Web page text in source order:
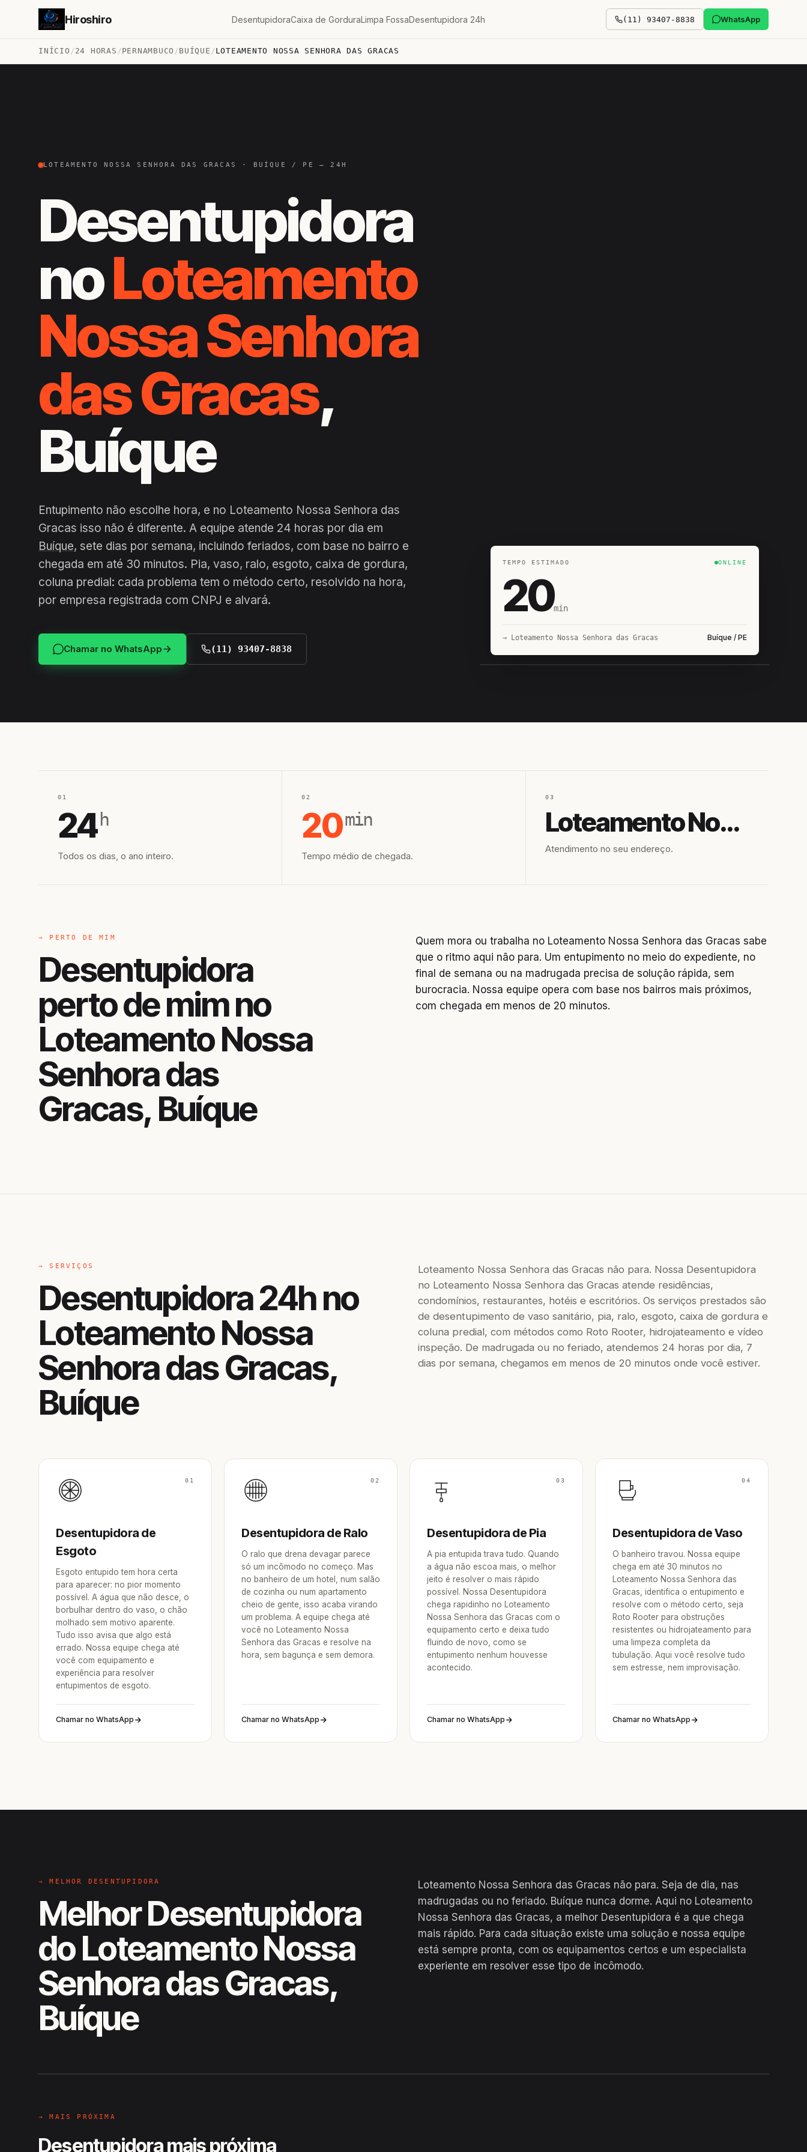
Hiroshiro DesentupidoraCaixa de GorduraLimpa FossaDesentupidora 24h (11) 93407-8838 WhatsApp
INÍCIO /24 HORAS /PERNAMBUCO /BUÍQUE /LOTEAMENTO NOSSA SENHORA DAS GRACAS
LOTEAMENTO NOSSA SENHORA DAS GRACAS · BUÍQUE / PE — 24H
Desentupidora
noLoteamento
Nossa Senhora
das Gracas,
Buíque
Entupimento não escolhe hora, e no Loteamento Nossa Senhora das
Gracas isso não é diferente. A equipe atende 24 horas por dia em
Buíque, sete dias por semana, incluindo feriados, com base no bairro e
chegada em até 30 minutos. Pia, vaso, ralo, esgoto, caixa de gordura,
coluna predial: cada problema tem o método certo, resolvido na hora,
por empresa registrada com CNPJ e alvará.
Chamar no WhatsApp (11) 93407-8838
TEMPO ESTIMADO ONLINE
20min
→ Loteamento Nossa Senhora das Gracas Buíque / PE
01
24 h
Todos os dias, o ano inteiro.
02
20min
Tempo médio de chegada.
03
Loteamento Nossa Senhora das Gracas
Atendimento no seu endereço.
→ PERTO DE MIM
Desentupidora
perto de mim no
Loteamento Nossa
Senhora das
Gracas, Buíque
Quem mora ou trabalha no Loteamento Nossa Senhora das Gracas sabe
que o ritmo aqui não para. Um entupimento no meio do expediente, no
final de semana ou na madrugada precisa de solução rápida, sem
burocracia. Nossa equipe opera com base nos bairros mais próximos,
com chegada em menos de 20 minutos.
→ SERVIÇOS
Desentupidora 24h no
Loteamento Nossa
Senhora das Gracas,
Buíque
Loteamento Nossa Senhora das Gracas não para. Nossa Desentupidora
no Loteamento Nossa Senhora das Gracas atende residências,
condomínios, restaurantes, hotéis e escritórios. Os serviços prestados são
de desentupimento de vaso sanitário, pia, ralo, esgoto, caixa de gordura e
coluna predial, com métodos como Roto Rooter, hidrojateamento e vídeo
inspeção. De madrugada ou no feriado, atendemos 24 horas por dia, 7
dias por semana, chegamos em menos de 20 minutos onde você estiver.
01
Desentupidora de
Esgoto
Esgoto entupido tem hora certa
para aparecer: no pior momento
possível. A água que não desce, o
borbulhar dentro do vaso, o chão
molhado sem motivo aparente.
Tudo isso avisa que algo está
errado. Nossa equipe chega até
você com equipamento e
experiência para resolver
entupimentos de esgoto.
Chamar no WhatsApp
02
Desentupidora de Ralo
O ralo que drena devagar parece
só um incômodo no começo. Mas
no banheiro de um hotel, num salão
de cozinha ou num apartamento
cheio de gente, isso acaba virando
um problema. A equipe chega até
você no Loteamento Nossa
Senhora das Gracas e resolve na
hora, sem bagunça e sem demora.
Chamar no WhatsApp
03
Desentupidora de Pia
A pia entupida trava tudo. Quando
a água não escoa mais, o melhor
jeito é resolver o mais rápido
possível. Nossa Desentupidora
chega rapidinho no Loteamento
Nossa Senhora das Gracas com o
equipamento certo e deixa tudo
fluindo de novo, como se
entupimento nenhum houvesse
acontecido.
Chamar no WhatsApp
04
Desentupidora de Vaso
O banheiro travou. Nossa equipe
chega em até 30 minutos no
Loteamento Nossa Senhora das
Gracas, identifica o entupimento e
resolve com o método certo, seja
Roto Rooter para obstruções
resistentes ou hidrojateamento para
uma limpeza completa da
tubulação. Aqui você resolve tudo
sem estresse, nem improvisação.
Chamar no WhatsApp
→ MELHOR DESENTUPIDORA
Melhor Desentupidora
do Loteamento Nossa
Senhora das Gracas,
Buíque
Loteamento Nossa Senhora das Gracas não para. Seja de dia, nas
madrugadas ou no feriado. Buíque nunca dorme. Aqui no Loteamento
Nossa Senhora das Gracas, a melhor Desentupidora é a que chega
mais rápido. Para cada situação existe uma solução e nossa equipe
está sempre pronta, com os equipamentos certos e um especialista
experiente em resolver esse tipo de incômodo.
EM CAMPO
→ MAIS PRÓXIMA
Desentupidora mais próxima